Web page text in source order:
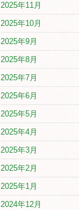
2025年11月
2025年10月
2025年9月
2025年8月
2025年7月
2025年6月
2025年5月
2025年4月
2025年3月
2025年2月
2025年1月
2024年12月